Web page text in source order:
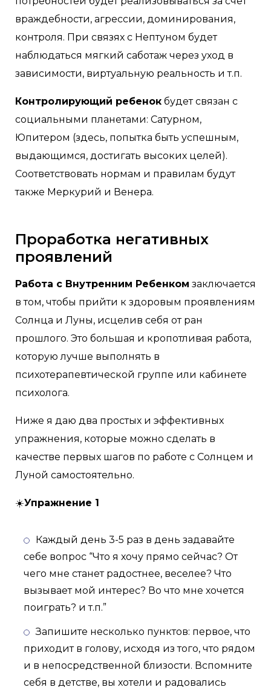
враждебности, агрессии, доминирования,
контроля. При связях с Нептуном будет
наблюдаться мягкий саботаж через уход в
зависимости, виртуальную реальность и т.п.
Контролирующий ребенок будет связан с
социальными планетами: Сатурном,
Юпитером (здесь, попытка быть успешным,
выдающимся, достигать высоких целей).
Соответствовать нормам и правилам будут
также Меркурий и Венера.
Проработка негативных
проявлений
Работа с Внутренним Ребенком заключается
в том, чтобы прийти к здоровым проявлениям
Солнца и Луны, исцелив себя от ран
прошлого. Это большая и кропотливая работа,
которую лучше выполнять в
психотерапевтической группе или кабинете
психолога.
Ниже я даю два простых и эффективных
упражнения, которые можно сделать в
качестве первых шагов по работе с Солнцем и
Луной самостоятельно.
☀️Упражнение 1
Каждый день 3-5 раз в день задавайте
себе вопрос “Что я хочу прямо сейчас? От
чего мне станет радостнее, веселее? Что
вызывает мой интерес? Во что мне хочется
поиграть? и т.п.”
Запишите несколько пунктов: первое, что
приходит в голову, исходя из того, что рядом
и в непосредственной близости. Вспомните
себя в детстве, вы хотели и радовались